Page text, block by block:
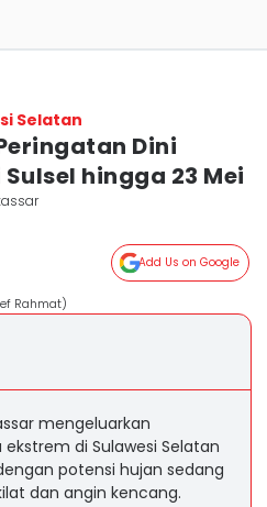
Selatan
Dini
hingga 23 Mei
Add Us on Google
Rahmat)
mengeluarkan
di Sulawesi Selatan
potensi hujan sedang
dan angin kencang.